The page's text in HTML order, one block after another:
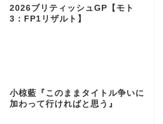
2026ブリティッシュGP【モト
3：FP1リザルト】
小椋藍『このままタイトル争いに
加わって行ければと思う』